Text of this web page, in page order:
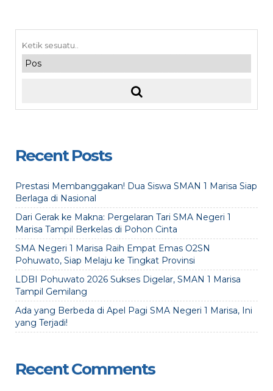
Recent Posts
Prestasi Membanggakan! Dua Siswa SMAN 1 Marisa Siap
Berlaga di Nasional
Dari Gerak ke Makna: Pergelaran Tari SMA Negeri 1
Marisa Tampil Berkelas di Pohon Cinta
SMA Negeri 1 Marisa Raih Empat Emas O2SN
Pohuwato, Siap Melaju ke Tingkat Provinsi
LDBI Pohuwato 2026 Sukses Digelar, SMAN 1 Marisa
Tampil Gemilang
Ada yang Berbeda di Apel Pagi SMA Negeri 1 Marisa, Ini
yang Terjadi!
Recent Comments